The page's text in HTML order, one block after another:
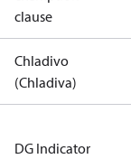
clause
Chladivo
(Chladiva)
DG Indicator